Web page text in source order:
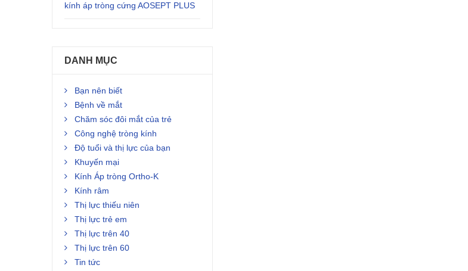
kính áp tròng cứng AOSEPT PLUS
DANH MỤC
Bạn nên biết
Bệnh về mắt
Chăm sóc đôi mắt của trẻ
Công nghệ tròng kính
Độ tuổi và thị lực của bạn
Khuyến mại
Kính Áp tròng Ortho-K
Kính râm
Thị lực thiếu niên
Thị lực trẻ em
Thị lực trên 40
Thị lực trên 60
Tin tức